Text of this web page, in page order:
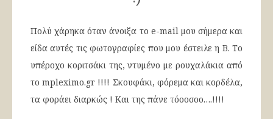
Πολύ χάρηκα όταν άνοιξα το e-mail μου σήμερα και
είδα αυτές τις φωτογραφίες που μου έστειλε η Β. Το
υπέροχο κοριτσάκι της, ντυμένο με ρουχαλάκια από
το mpleximo.gr !!!! Σκουφάκι, φόρεμα και κορδέλα,
τα φοράει διαρκώς ! Και της πάνε τόοοσοο….!!!!